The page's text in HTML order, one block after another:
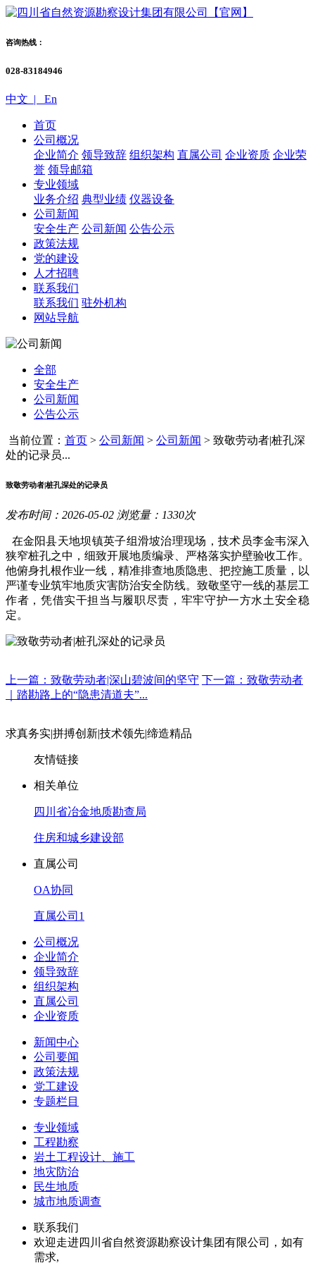
咨询热线：
028-83184946
中文 | En
首页
公司概况
企业简介 领导致辞 组织架构 直属公司 企业资质 企业荣
誉 领导邮箱
专业领域
业务介绍 典型业绩 仪器设备
公司新闻
安全生产 公司新闻 公告公示
政策法规
党的建设
人才招聘
联系我们
联系我们 驻外机构
网站导航
全部
安全生产
公司新闻
公告公示
当前位置： 首页 > 公司新闻 > 公司新闻 > 致敬劳动者|桩孔深
处的记录员...
致敬劳动者|桩孔深处的记录员
发布时间：2026-05-02 浏览量：1330次
在金阳县天地坝镇英子组滑坡治理现场，技术员李金韦深入
狭窄桩孔之中，细致开展地质编录、严格落实护壁验收工作。
他俯身扎根作业一线，精准排查地质隐患、把控施工质量，以
严谨专业筑牢地质灾害防治安全防线。致敬坚守一线的基层工
作者，凭借实干担当与履职尽责，牢牢守护一方水土安全稳
定。
上一篇：致敬劳动者|深山碧波间的坚守 下一篇：致敬劳动者
｜踏勘路上的“隐患清道夫”...
求真务实|拼搏创新|技术领先|缔造精品
友情链接
相关单位
四川省冶金地质勘查局
住房和城乡建设部
直属公司
OA协同
直属公司1
公司概况
企业简介
领导致辞
组织架构
直属公司
企业资质
新闻中心
公司要闻
政策法规
党工建设
专题栏目
专业领域
工程勘察
岩土工程设计、施工
地灾防治
民生地质
城市地质调查
联系我们
欢迎走进四川省自然资源勘察设计集团有限公司，如有
需求,